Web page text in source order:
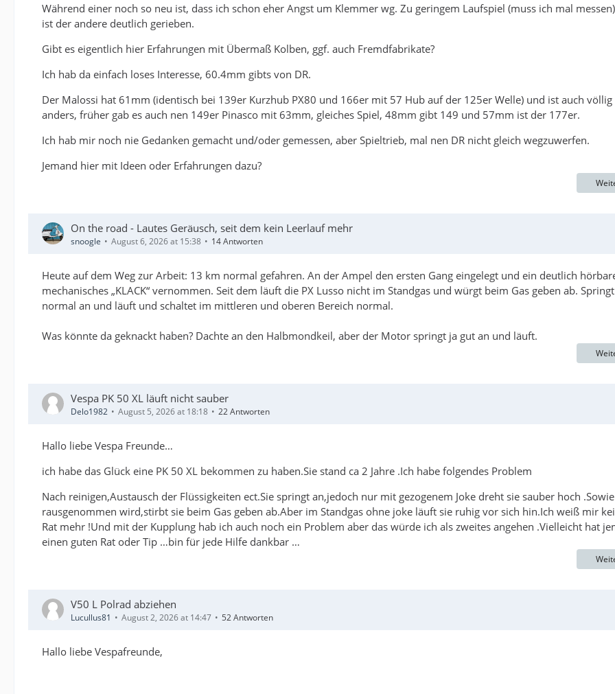
Während einer noch so neu ist, dass ich schon eher Angst um Klemmer wg. Zu geringem Laufspiel (muss ich mal
ist der andere deutlich gerieben.
Gibt es eigentlich hier Erfahrungen mit Übermaß Kolben, ggf. auch Fremdfabrikate?
Ich hab da einfach loses Interesse, 60.4mm gibts von DR.
Der Malossi hat 61mm (identisch bei 139er Kurzhub PX80 und 166er mit 57 Hub auf der 125er Welle) und ist auch völlig
anders, früher gab es auch nen 149er Pinasco mit 63mm, gleiches Spiel, 48mm gibt 149 und 57mm ist der 177er.
Ich hab mir noch nie Gedanken gemacht und/oder gemessen, aber Spieltrieb, mal nen DR nicht gleich wegzuwerfen.
Jemand hier mit Ideen oder Erfahrungen dazu?
On the road - Lautes Geräusch, seit dem kein Leerlauf mehr
snoogle August 6, 2026 at 15:38 14 Antworten
Heute auf dem Weg zur Arbeit: 13 km normal gefahren. An der Ampel den ersten Gang eingelegt und ein deutlich
mechanisches „KLACK“ vernommen. Seit dem läuft die PX Lusso nicht im Standgas und würgt beim Gas geben ab.
normal an und läuft und schaltet im mittleren und oberen Bereich normal.
Was könnte da geknackt haben? Dachte an den Halbmondkeil, aber der Motor springt ja gut an und läuft.
Vespa PK 50 XL läuft nicht sauber
Delo1982 August 5, 2026 at 18:18 22 Antworten
Hallo liebe Vespa Freunde…
ich habe das Glück eine PK 50 XL bekommen zu haben.Sie stand ca 2 Jahre .Ich habe folgendes Problem
Nach reinigen,Austausch der Flüssigkeiten ect.Sie springt an,jedoch nur mit gezogenem Joke dreht sie sauber hoch
rausgenommen wird,stirbt sie beim Gas geben ab.Aber im Standgas ohne joke läuft sie ruhig vor sich hin.Ich weiß mir
Rat mehr !Und mit der Kupplung hab ich auch noch ein Problem aber das würde ich als zweites angehen .Vielleicht hat
einen guten Rat oder Tip …bin für jede Hilfe dankbar …
V50 L Polrad abziehen
Lucullus81 August 2, 2026 at 14:47 52 Antworten
Hallo liebe Vespafreunde,